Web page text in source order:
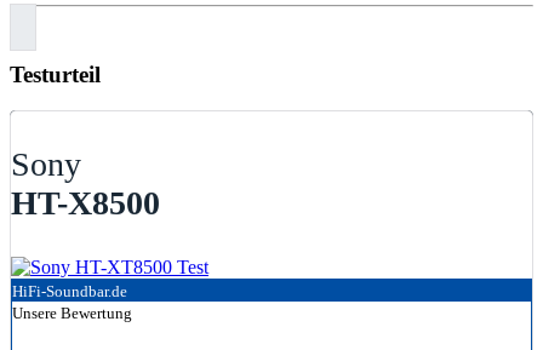
Testurteil
Sony
HT-X8500
HiFi-Soundbar.de
Unsere Bewertung